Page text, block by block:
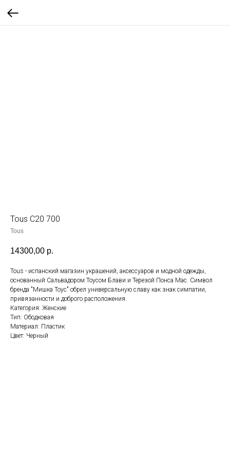
Tous C20 700
Tous
14300,00 р.
Tous - испанский магазин украшений, аксессуаров и модной одежды,
основанный Сальвадором Тоусом Блави и Терезой Понса Мас. Символ
бренда "Мишка Тоус" обрел универсальную славу как знак симпатии,
привязанности и доброго расположения.
Категория: Женские
Тип: Ободковая
Материал: Пластик
Цвет: Черный